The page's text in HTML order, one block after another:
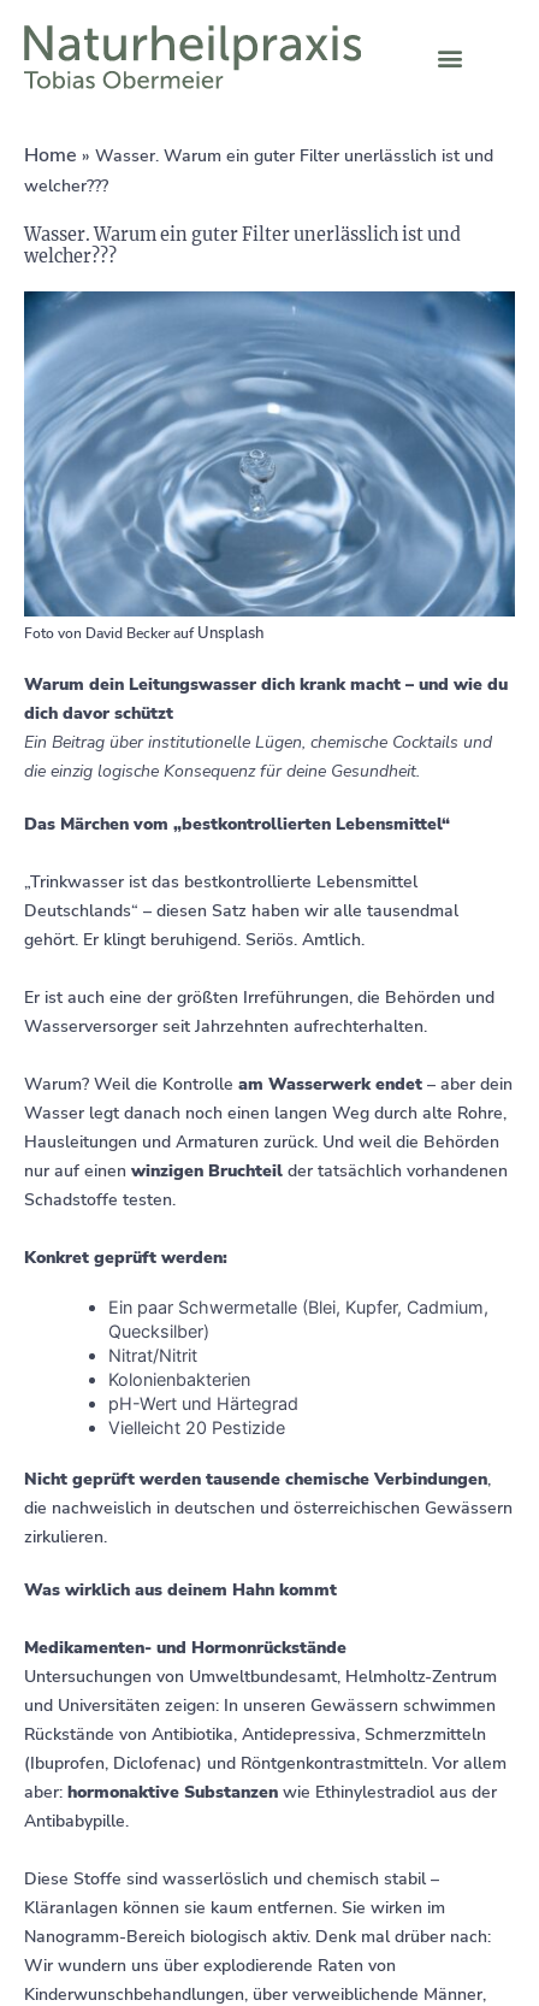
Home » Wasser. Warum ein guter Filter unerlässlich ist und
welcher???
Wasser. Warum ein guter Filter unerlässlich ist und
welcher???
Foto von David Becker aufUnsplash
Warum dein Leitungswasser dich krank macht – und wie du
dich davor schützt
Ein Beitrag über institutionelle Lügen, chemische Cocktails und
die einzig logische Konsequenz für deine Gesundheit.
Das Märchen vom „bestkontrollierten Lebensmittel“
„Trinkwasser ist das bestkontrollierte Lebensmittel
Deutschlands“ – diesen Satz haben wir alle tausendmal
gehört. Er klingt beruhigend. Seriös. Amtlich.
Er ist auch eine der größten Irreführungen, die Behörden und
Wasserversorger seit Jahrzehnten aufrechterhalten.
Warum? Weil die Kontrolle am Wasserwerk endet – aber dein
Wasser legt danach noch einen langen Weg durch alte Rohre,
Hausleitungen und Armaturen zurück. Und weil die Behörden
nur auf einen winzigen Bruchteil der tatsächlich vorhandenen
Schadstoffe testen.
Konkret geprüft werden:
Ein paar Schwermetalle (Blei, Kupfer, Cadmium,
Quecksilber)
Nitrat/Nitrit
Kolonienbakterien
pH-Wert und Härtegrad
Vielleicht 20 Pestizide
Nicht geprüft werden tausende chemische Verbindungen,
die nachweislich in deutschen und österreichischen Gewässern
zirkulieren.
Was wirklich aus deinem Hahn kommt
Medikamenten- und Hormonrückstände
Untersuchungen von Umweltbundesamt, Helmholtz-Zentrum
und Universitäten zeigen: In unseren Gewässern schwimmen
Rückstände von Antibiotika, Antidepressiva, Schmerzmitteln
(Ibuprofen, Diclofenac) und Röntgenkontrastmitteln. Vor allem
aber: hormonaktive Substanzen wie Ethinylestradiol aus der
Antibabypille.
Diese Stoffe sind wasserlöslich und chemisch stabil –
Kläranlagen können sie kaum entfernen. Sie wirken im
Nanogramm-Bereich biologisch aktiv. Denk mal drüber nach:
Wir wundern uns über explodierende Raten von
Kinderwunschbehandlungen, über verweiblichende Männer,